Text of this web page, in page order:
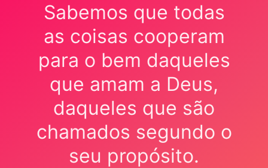
Sabemos que todas
as coisas cooperam
para o bem daqueles
que amam a Deus,
daqueles que são
chamados segundo o
seu propósito.